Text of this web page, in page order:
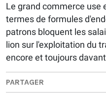
Le grand commerce use
termes de formules
patrons bloquent les
lion sur l'exploitation du
encore et toujours
PARTAGER